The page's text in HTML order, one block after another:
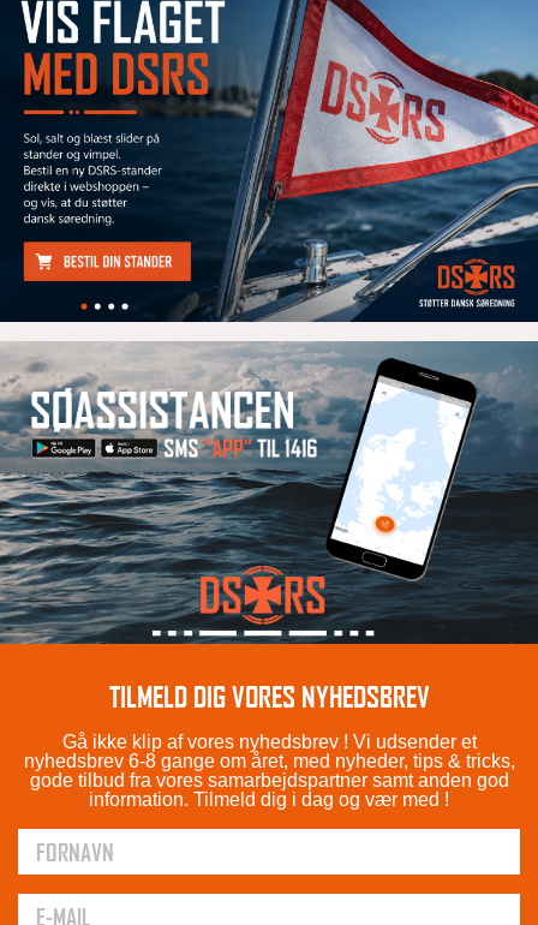
TILMELD DIG VORES NYHEDSBREV
Gå ikke klip af vores nyhedsbrev ! Vi udsender et
nyhedsbrev 6-8 gange om året, med nyheder, tips & tricks,
gode tilbud fra vores samarbejdspartner samt anden god
information. Tilmeld dig i dag og vær med !